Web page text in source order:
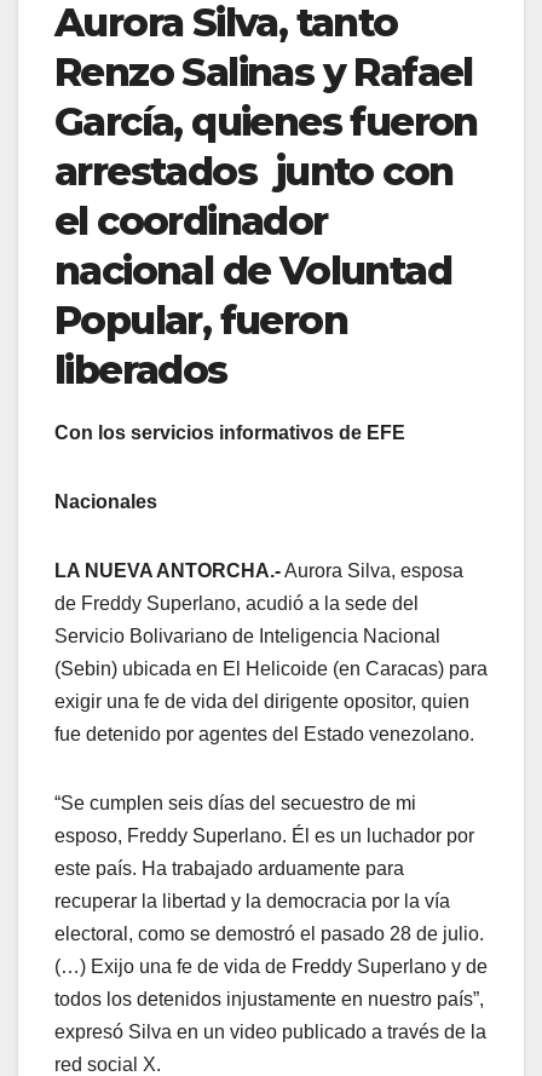
Aurora Silva, tanto
Renzo Salinas y Rafael
García, quienes fueron
arrestados junto con
el coordinador
nacional de Voluntad
Popular, fueron
liberados
Con los servicios informativos de EFE
Nacionales
LA NUEVA ANTORCHA.-Aurora Silva, esposa
de Freddy Superlano, acudió a la sede del
Servicio Bolivariano de Inteligencia Nacional
(Sebin) ubicada en El Helicoide (en Caracas) para
exigir una fe de vida del dirigente opositor, quien
fue detenido por agentes del Estado venezolano.
“Se cumplen seis días del secuestro de mi
esposo, Freddy Superlano. Él es un luchador por
este país. Ha trabajado arduamente para
recuperar la libertad y la democracia por la vía
electoral, como se demostró el pasado 28 de julio.
(…) Exijo una fe de vida de Freddy Superlano y de
todos los detenidos injustamente en nuestro país”,
expresó Silva en un video publicado a través de la
red social X.